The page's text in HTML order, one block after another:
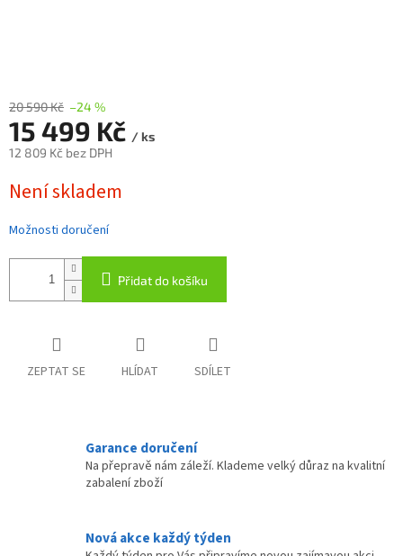
20 590 Kč –24 %
15 499 Kč / ks
12 809 Kč bez DPH
cena:
Není skladem
Možnosti doručení
Přidat do košíku
ZEPTAT SE HLÍDAT SDÍLET
Garance doručení
Na přepravě nám záleží. Klademe velký důraz na kvalitní
zabalení zboží
Nová akce každý týden